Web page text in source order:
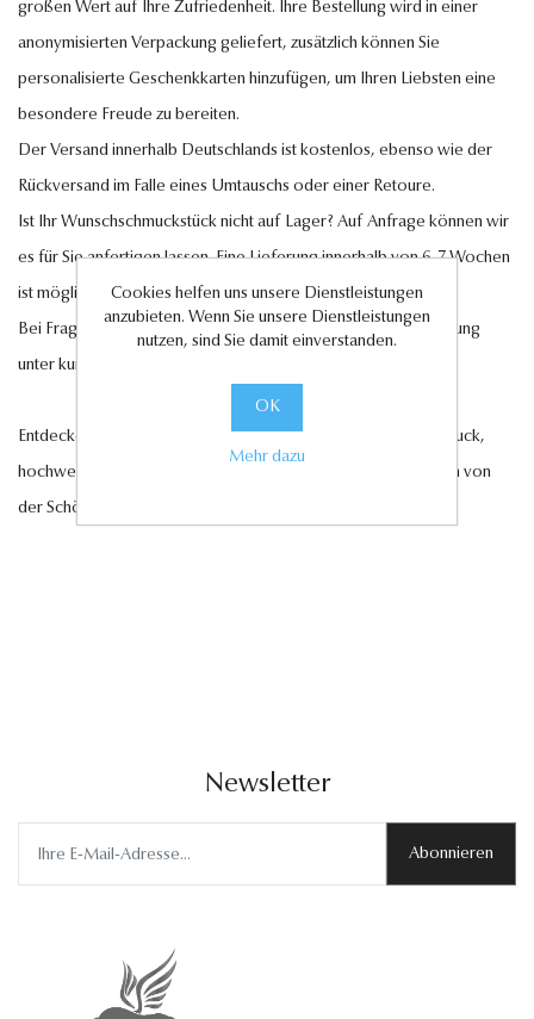
großen Wert auf Ihre Zufriedenheit. Ihre Bestellung wird in einer
anonymisierten Verpackung geliefert, zusätzlich können Sie
personalisierte Geschenkkarten hinzufügen, um Ihren Liebsten eine
besondere Freude zu bereiten.
Der Versand innerhalb Deutschlands ist kostenlos, ebenso wie der
Rückversand im Falle eines Umtauschs oder einer Retoure.
Ist Ihr Wunschschmuckstück nicht auf Lager? Auf Anfrage können wir
es für Sie anfertigen lassen. Eine Lieferung innerhalb von 6-7 Wochen
ist möglich.
Bei Fragen steht Ihnen unser Kundenservice gerne zur Verfügung
unter kundenservice@antwerp-diamonds.de.
Entdecken Sie jetzt unsere exquisite Auswahl an Diamantschmuck,
hochwertigen Edelsteinen und edlen Perlen und lassen Sie sich von
der Schönheit und Eleganz unserer Kollektionen verzaubern.
Newsletter
Abonnieren
Cookies helfen uns unsere Dienstleistungen
anzubieten. Wenn Sie unsere Dienstleistungen
nutzen, sind Sie damit einverstanden.
OK
Mehr dazu